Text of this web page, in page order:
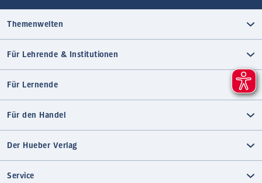
Themenwelten
Für Lehrende & Institutionen
Für Lernende
Für den Handel
Der Hueber Verlag
Service